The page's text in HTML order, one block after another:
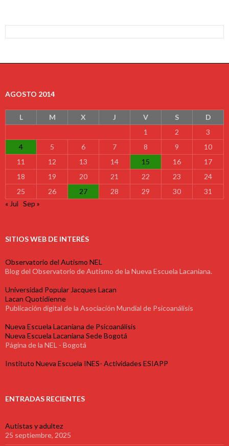
AGOSTO 2014
L M X J V S
D
1
2
3
4
5 6 7 8 9
10
11
12 13 14 15 16
17
18
19 20 21 22 23
24
25
26 27 28 29 30
31
« Jul Sep »
SITIOS WEB DE INTERÉS
Observatorio del Autismo NEL
Blog del Observatorio de Autismo de la Nueva Escuela Lacaniana.
Universidad Popular Jacques Lacan
Lacan Quotidienne
Publicación digital de la Asociación Mundial de Psicoanálisis
Nueva Escuela Lacaniana de Psicoanálisis
Nueva Escuela Lacaniana Sede Bogotá
Página de la NEL - Bogotá
Instituto Nueva Escuela INES- Actividades ESIAPP
ENTRADAS RECIENTES
Autistas y adultez
25 septiembre, 2025